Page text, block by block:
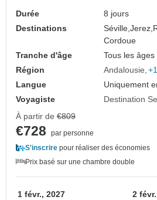
Durée
8 jours
Destinations
Séville,Jerez,
Cordoue
Tranche d'âge
Tous les
Région
Andalousie
Langue
Uniquement
Voyagiste
Destination
À partir de €809
€728
par personne
S'inscrire pour réaliser des économies
Prix basé sur une chambre double
1 févr., 2027 2